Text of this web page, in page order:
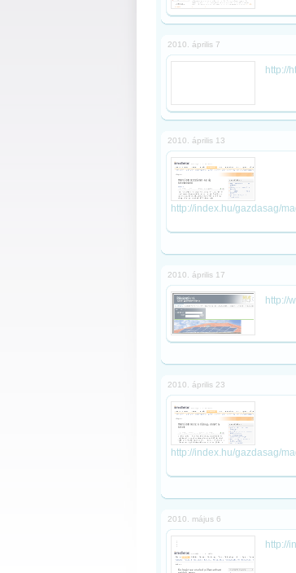
2010. április 7
http://
2010. április 13
http://index.hu/gazdasag/
2010. április 17
http://
2010. április 23
http://index.hu/gazdasag/
2010. május 6
http://